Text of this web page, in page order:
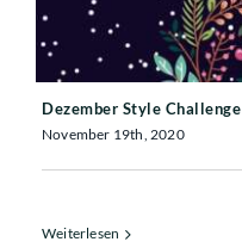
Dezember Style Challenge
November 19th, 2020
Weiterlesen